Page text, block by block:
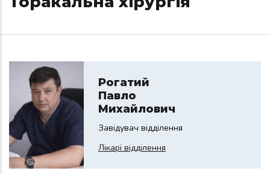
Рогатий
Павло
Михайлович
Завідувач відділення
Лікарі відділення